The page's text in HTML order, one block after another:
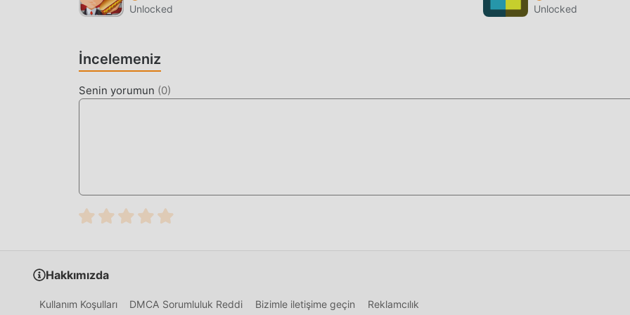
kaçınılmaz olarak olacaktır. insanı yoruyor ama artık modların ortaya çıkması bu durumu yeniden yazdı. Burada,
ŞIMDI İNDIRIN
Moddroid uygulamasını yüklemek için indirme düğmesine tıklamanız yeterlidir, moddroid kurulum paketindeki
Unlocked
Unlocked
İncelemeniz
Senin yorumun (0)
Hakkımızda
Kullanım Koşulları DMCA Sorumluluk Reddi Bizimle iletişime geçin Reklamcılık